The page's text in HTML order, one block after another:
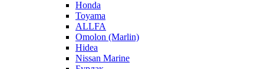
Honda
Toyama
ALLFA
Omolon (Marlin)
Hidea
Nissan Marine